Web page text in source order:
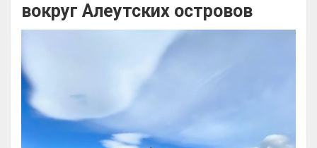
вокруг Алеутских островов